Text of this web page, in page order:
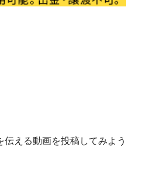
える動画を投稿してみよう